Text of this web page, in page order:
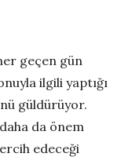
geçen gün
ilgili yaptığı
güldürüyor.
da önem
edeceği